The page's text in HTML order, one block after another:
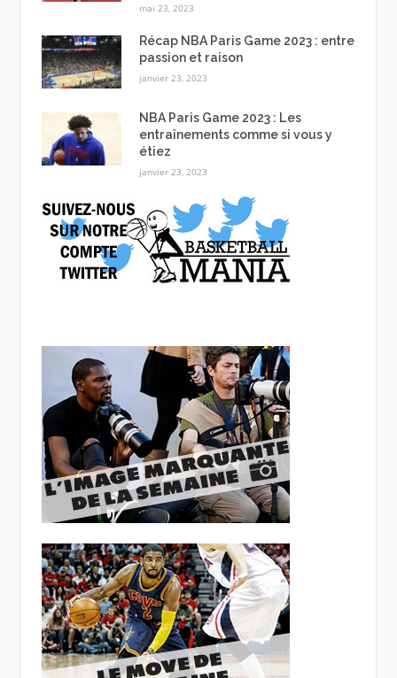
mai 23, 2023
Récap NBA Paris Game 2023 : entre
passion et raison
janvier 23, 2023
NBA Paris Game 2023 : Les
entraînements comme si vous y
étiez
janvier 23, 2023